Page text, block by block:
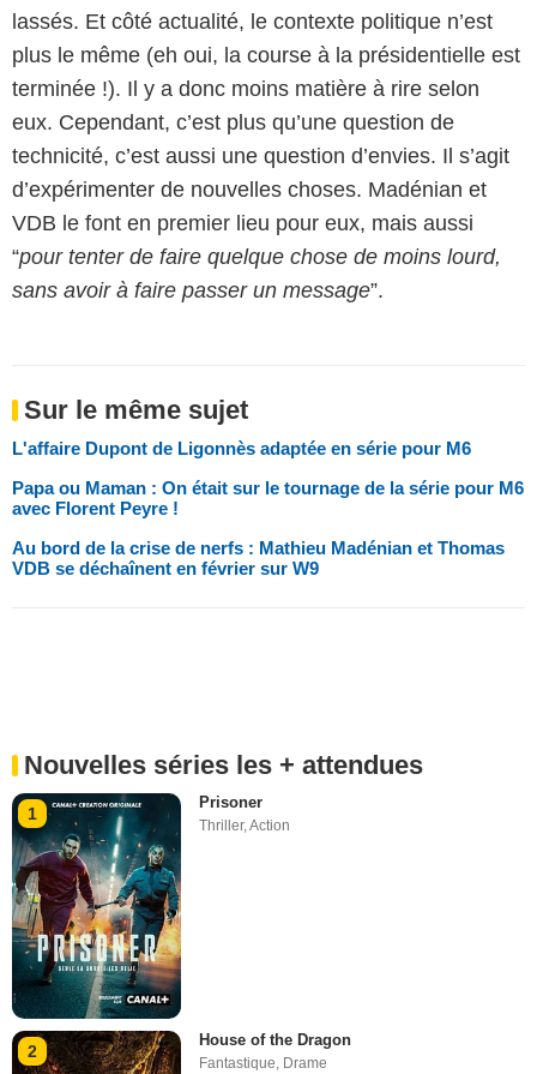
lassés. Et côté actualité, le contexte politique n’est
plus le même (eh oui, la course à la présidentielle est
terminée !). Il y a donc moins matière à rire selon
eux. Cependant, c’est plus qu’une question de
technicité, c’est aussi une question d’envies. Il s’agit
d’expérimenter de nouvelles choses. Madénian et
VDB le font en premier lieu pour eux, mais aussi
“pour tenter de faire quelque chose de moins lourd,
sans avoir à faire passer un message”.
Sur le même sujet
L'affaire Dupont de Ligonnès adaptée en série pour M6
Papa ou Maman : On était sur le tournage de la série pour M6
avec Florent Peyre !
Au bord de la crise de nerfs : Mathieu Madénian et Thomas
VDB se déchaînent en février sur W9
Nouvelles séries les + attendues
1
Prisoner
Thriller,Action
2
House of the Dragon
Fantastique, Drame